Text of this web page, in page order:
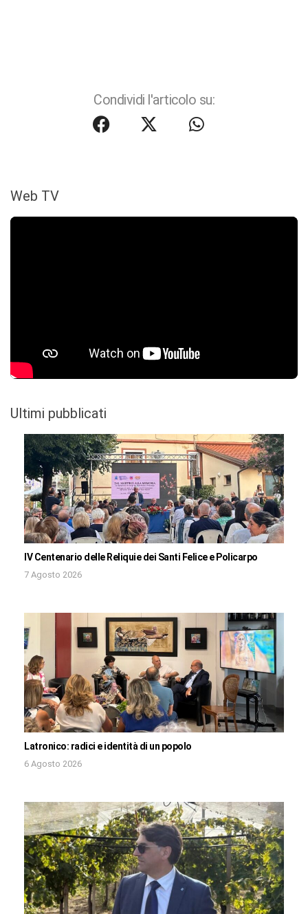
Condividi l'articolo su:
Web TV
Ultimi pubblicati
IV Centenario delle Reliquie dei Santi Felice e Policarpo
7 Agosto 2026
Latronico: radici e identità di un popolo
6 Agosto 2026